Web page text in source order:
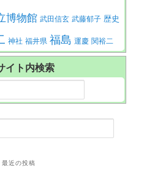
博物館 武田信玄 武藤郁子 歴史
神社 福井県 福島 運慶 関裕二
イト内検索
最近の投稿